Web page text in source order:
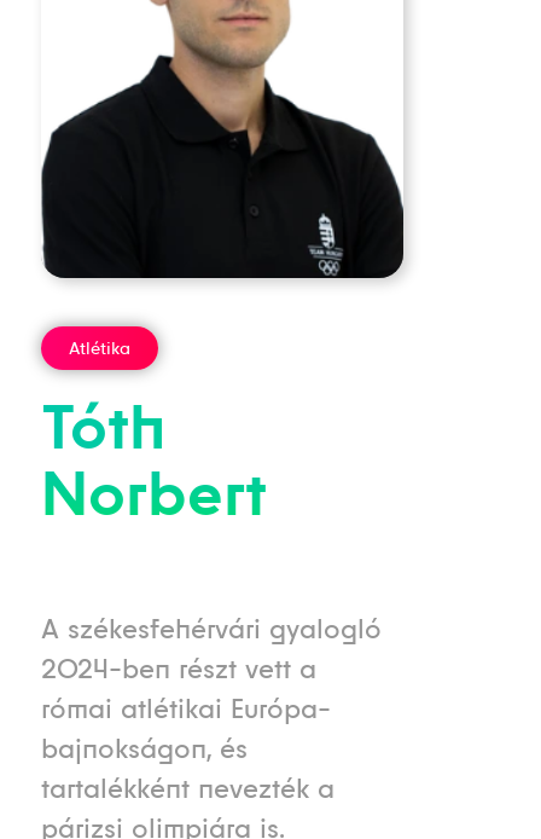
Atlétika
Tóth
Norbert
A székesfehérvári gyalogló
2024-ben részt vett a
római atlétikai Európa-
bajnokságon, és
tartalékként nevezték a
párizsi olimpiára is.